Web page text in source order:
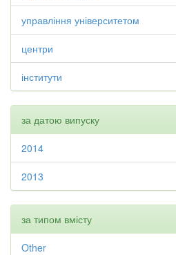
управління університетом
центри
інститути
за датою випуску
2014
2013
за типом вмісту
Other